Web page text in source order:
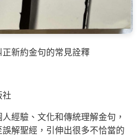
新約金句的常見詮釋
驗、文化和傳統理解金句，
解聖經，引伸出很多不恰當的